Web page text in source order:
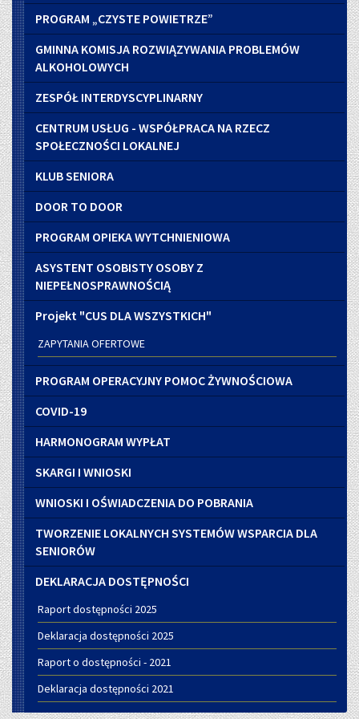
PROGRAM „CZYSTE POWIETRZE”
GMINNA KOMISJA ROZWIĄZYWANIA PROBLEMÓW
ALKOHOLOWYCH
ZESPÓŁ INTERDYSCYPLINARNY
CENTRUM USŁUG - WSPÓŁPRACA NA RZECZ
SPOŁECZNOŚCI LOKALNEJ
KLUB SENIORA
DOOR TO DOOR
PROGRAM OPIEKA WYTCHNIENIOWA
ASYSTENT OSOBISTY OSOBY Z
NIEPEŁNOSPRAWNOŚCIĄ
Projekt "CUS DLA WSZYSTKICH"
ZAPYTANIA OFERTOWE
PROGRAM OPERACYJNY POMOC ŻYWNOŚCIOWA
COVID-19
HARMONOGRAM WYPŁAT
SKARGI I WNIOSKI
WNIOSKI I OŚWIADCZENIA DO POBRANIA
TWORZENIE LOKALNYCH SYSTEMÓW WSPARCIA DLA
SENIORÓW
DEKLARACJA DOSTĘPNOŚCI
Raport dostępności 2025
Deklaracja dostępności 2025
Raport o dostępności - 2021
Deklaracja dostępności 2021